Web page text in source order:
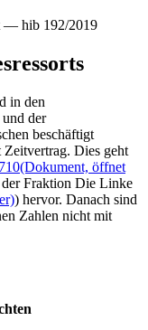
— hib 192/2019
in den
und der
beschäftigt
Zeitvertrag. Dies geht
(Dokument, öffnet
Fraktion Die Linke
) hervor. Danach sind
Zahlen nicht mit